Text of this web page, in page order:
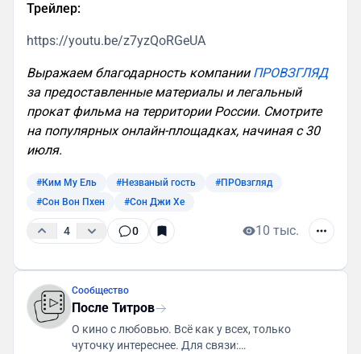
Трейлер:
https://youtu.be/z7yzQoRGeUA
Выражаем благодарность компании ПРОВЗГЛЯД
за предоставленные материалы и легальный
прокат фильма на территории России. Смотрите
на популярных онлайн-площадках, начиная с 30
июля.
#Ким Му Ель #Незваный гость
#ПРОвзгляд
#Сон Вон Пхен
#Сон Джи Хе
4 0 10 тыс.
Сообщество
После Титров
О кино с любовью. Всё как у всех, только
чуточку интереснее. Для связи: